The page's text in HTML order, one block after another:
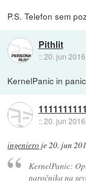
P.S. Telefon sem
Pithlit
::20. jun
KernelPanic in
::20. jun
ingeniero je20. jun
KernelPanic:
naročnika na